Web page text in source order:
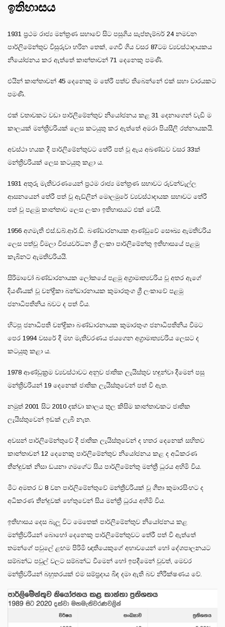
ඉතිහාසය
1931 ප්‍රථම රාජ්‍ය මන්ත්‍රණ සභාවේ සිට පසුගිය සැප්තැම්බර් 24 නමවන
පාර්ලිමේන්තුව විසුරුවා හරින තෙක්, ගෙවී ගිය වසර 87ටම ව්‍යවස්ථාදායකය
නියෝජනය කර ඇත්තේ කාන්තාවන් 71 දෙනෙකු පමණි.
එයින් කාන්තාවන් 45 දෙනෙකු ම තේරී පත්ව තිබෙන්නේ එක් සභා වාරයකට
පමණි.
එක් වතාවකට වඩා පාර්ලිමේන්තුව නියෝජනය කළ 31 දෙනාගෙන් වැඩි ම
කාලයක් මන්ත්‍රීවරියක් ලෙස කටයුතු කර ඇත්තේ අමරා පියසීලි රත්නායකයි.
අවස්ථා හයක දී පාර්ලිමේන්තුවට තේරී පත් වූ ඇය අඛණ්ඩව වසර 33ක්
මන්ත්‍රීවරියක් ලෙස කටයුතු කළා ය.
1931 අතුරු මැතිවරණයෙන් ප්‍රථම රාජ්‍ය මන්ත්‍රණ සභාවට රුවන්වැල්ල
ආසනයෙන් තේරී පත් වූ ඇඩ්ලින් මොලමුරේ ව්‍යවස්ථාදායක සභාවට තේරී
පත් වූ පළමු කාන්තාව ලෙස ලංකා ඉතිහාසයට එක් වෙයි.
1956 අගමැති එස්.ඩබ්.ආර්.ඩී. බණ්ඩාරනායක ආණ්ඩුවේ සෞඛ්‍ය ඇමතිවරිය
ලෙස පත්වූ විමලා විජයවර්ධන ශ්‍රී ලංකා පාර්ලිමේන්තු ඉතිහාසයේ පළමු
කැබිනට් ඇමතිවරියයි.
සිරිමාවෝ බණ්ඩාරනායක ලෝකයේ පළමු අග්‍රාමාත්‍යවරිය වූ අතර ඇගේ
දියණියක් වූ චන්ද්‍රිකා බන්ඩාරනායක කුමාරතුංග ශ්‍රී ලංකාවේ පළමු
ජනාධිපතිනිය බවට ද පත් විය.
හිටපු ජනාධිපති චන්ද්‍රිකා බණ්ඩාරනායක කුමාරතුංග ජනාධිපතිනිය වීමට
පෙර 1994 වසරේ දී මහ මැතිවරණය ජයගෙන අග්‍රාමාත්‍යවරිය ලෙසට ද
කටයුතු කළා ය.
1978 ආණ්ඩුක්‍රම ව්‍යවස්ථාවට අනුව ජාතික ලැයිස්තුව හඳුන්වා දීමෙන් පසු
මන්ත්‍රීවරියන් 19 දෙනෙක් ජාතික ලැයිස්තුවෙන් පත් වී ඇත.
නමුත් 2001 සිට 2010 දක්වා කාලය තුල කිසිම කාන්තාවකට ජාතික
ලැයිස්තුවෙන් ඉඩක් ලැබී නැත.
අවසන් පාර්ලිමේන්තුවේ දී ජාතික ලැයිස්තුවෙන් ද හතර දෙනෙක් සහිතව
කාන්තාවන් 12 දෙනෙකු පාර්ලිමේන්තුව නියෝජනය කළ ද අධිකරණ
තීන්දුවක් නිසා ඩයනා ගමගේට සිය පාර්ලිමේන්තු මන්ත්‍රී ධූරය අහිමි විය.
මීට අමතර ව 8 වන පාර්ලිමේන්තුවේ මන්ත්‍රීවරියක් වූ ගීතා කුමාරසිංහට ද
අධිකරණ තීන්දුවක් හේතුවෙන් සිය මන්ත්‍රී ධූරය අහිමි විය.
ඉතිහාසය දෙස බැලූ විට මෙතෙක් පාර්ලිමේන්තුව නියෝජනය කළ
මන්ත්‍රීවරියන් බොහෝ දෙනෙකු පාර්ලිමේන්තුවට තේරී පත් වී ඇත්තේ
තමන්ගේ පවුලේ ළඟම පිරිමි ඥාතියෙකුගේ අභාවයෙන් හෝ දේශපාලනයට
සම්බන්ධ පවුල් වලට සම්බන්ධ වීමෙන් හෝ ඉපදීමෙන් වුවත්, මෙවර
මන්ත්‍රීවරියන් බහුතරයක් එම සම්ප්‍රදාය බිඳ දමා ඇති බව නිරීක්ෂණය වේ.